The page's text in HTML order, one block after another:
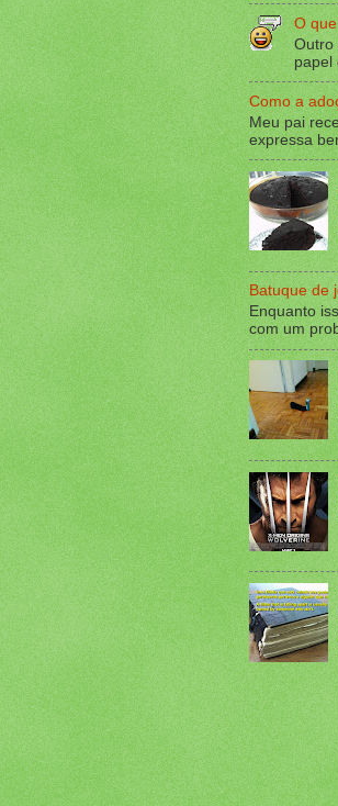
O
Outro
papel
Como a
Meu pai
expressa
Batuque de
Enquanto
com um